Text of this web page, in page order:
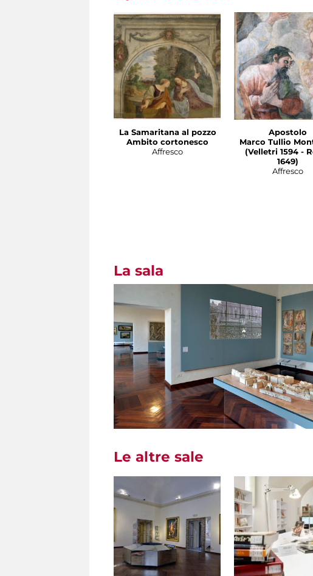
La Samaritana al pozzo
Ambito cortonesco
Affresco
Apostolo
Marco Tullio
(Velletri 1594 - Roma
1649)
Affresco
La sala
Le altre sale